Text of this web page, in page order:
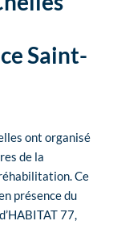
Saint-
ont organisé
de la
Ce
présence du
77,